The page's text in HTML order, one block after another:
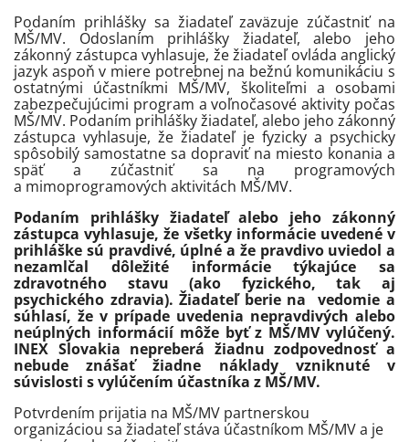
Podaním prihlášky sa žiadateľ zaväzuje zúčastniť na
MŠ/MV. Odoslaním prihlášky žiadateľ, alebo jeho
zákonný zástupca vyhlasuje, že žiadateľ ovláda anglický
jazyk aspoň v miere potrebnej na bežnú komunikáciu s
ostatnými účastníkmi MŠ/MV, školiteľmi a osobami
zabezpečujúcimi program a voľnočasové aktivity počas
MŠ/MV. Podaním prihlášky žiadateľ, alebo jeho zákonný
zástupca vyhlasuje, že žiadateľ je fyzicky a psychicky
spôsobilý samostatne sa dopraviť na miesto konania a
späť a zúčastniť sa na programových
a mimoprogramových aktivitách MŠ/MV.
Podaním prihlášky žiadateľ alebo jeho zákonný
zástupca vyhlasuje, že všetky informácie uvedené v
prihláške sú pravdivé, úplné a že pravdivo uviedol a
nezamlčal dôležité informácie týkajúce sa
zdravotného stavu (ako fyzického, tak aj
psychického zdravia). Žiadateľ berie na vedomie a
súhlasí, že v prípade uvedenia nepravdivých alebo
neúplných informácií môže byť z MŠ/MV vylúčený.
INEX Slovakia nepreberá žiadnu zodpovednosť a
nebude znášať žiadne náklady vzniknuté v
súvislosti s vylúčením účastníka z MŠ/MV.
Potvrdením prijatia na MŠ/MV partnerskou
organizáciou sa žiadateľ stáva účastníkom MŠ/MV a je